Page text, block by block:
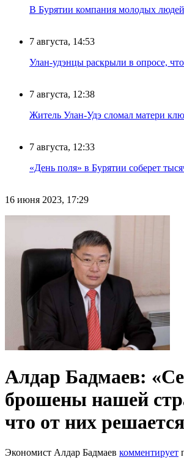
В Бурятии компания молодых
7 августа, 14:53
Улан-удэнцы раскрыли в опросе,
7 августа, 12:38
Житель Улан-Удэ сломал матери
7 августа, 12:33
«День поля» в Бурятии соберет
16 июня 2023, 17:29
Алдар Бадмаев:
брошены нашей
что от них
Экономист Алдар Бадмаев комментирует